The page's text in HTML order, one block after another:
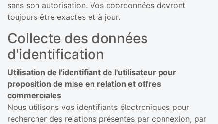
sans son autorisation. Vos coordonnées devront
toujours être exactes et à jour.
Collecte des données
d'identification
Utilisation de l'identifiant de l'utilisateur pour
proposition de mise en relation et offres
commerciales
Nous utilisons vos identifiants électroniques pour
rechercher des relations présentes par connexion, par